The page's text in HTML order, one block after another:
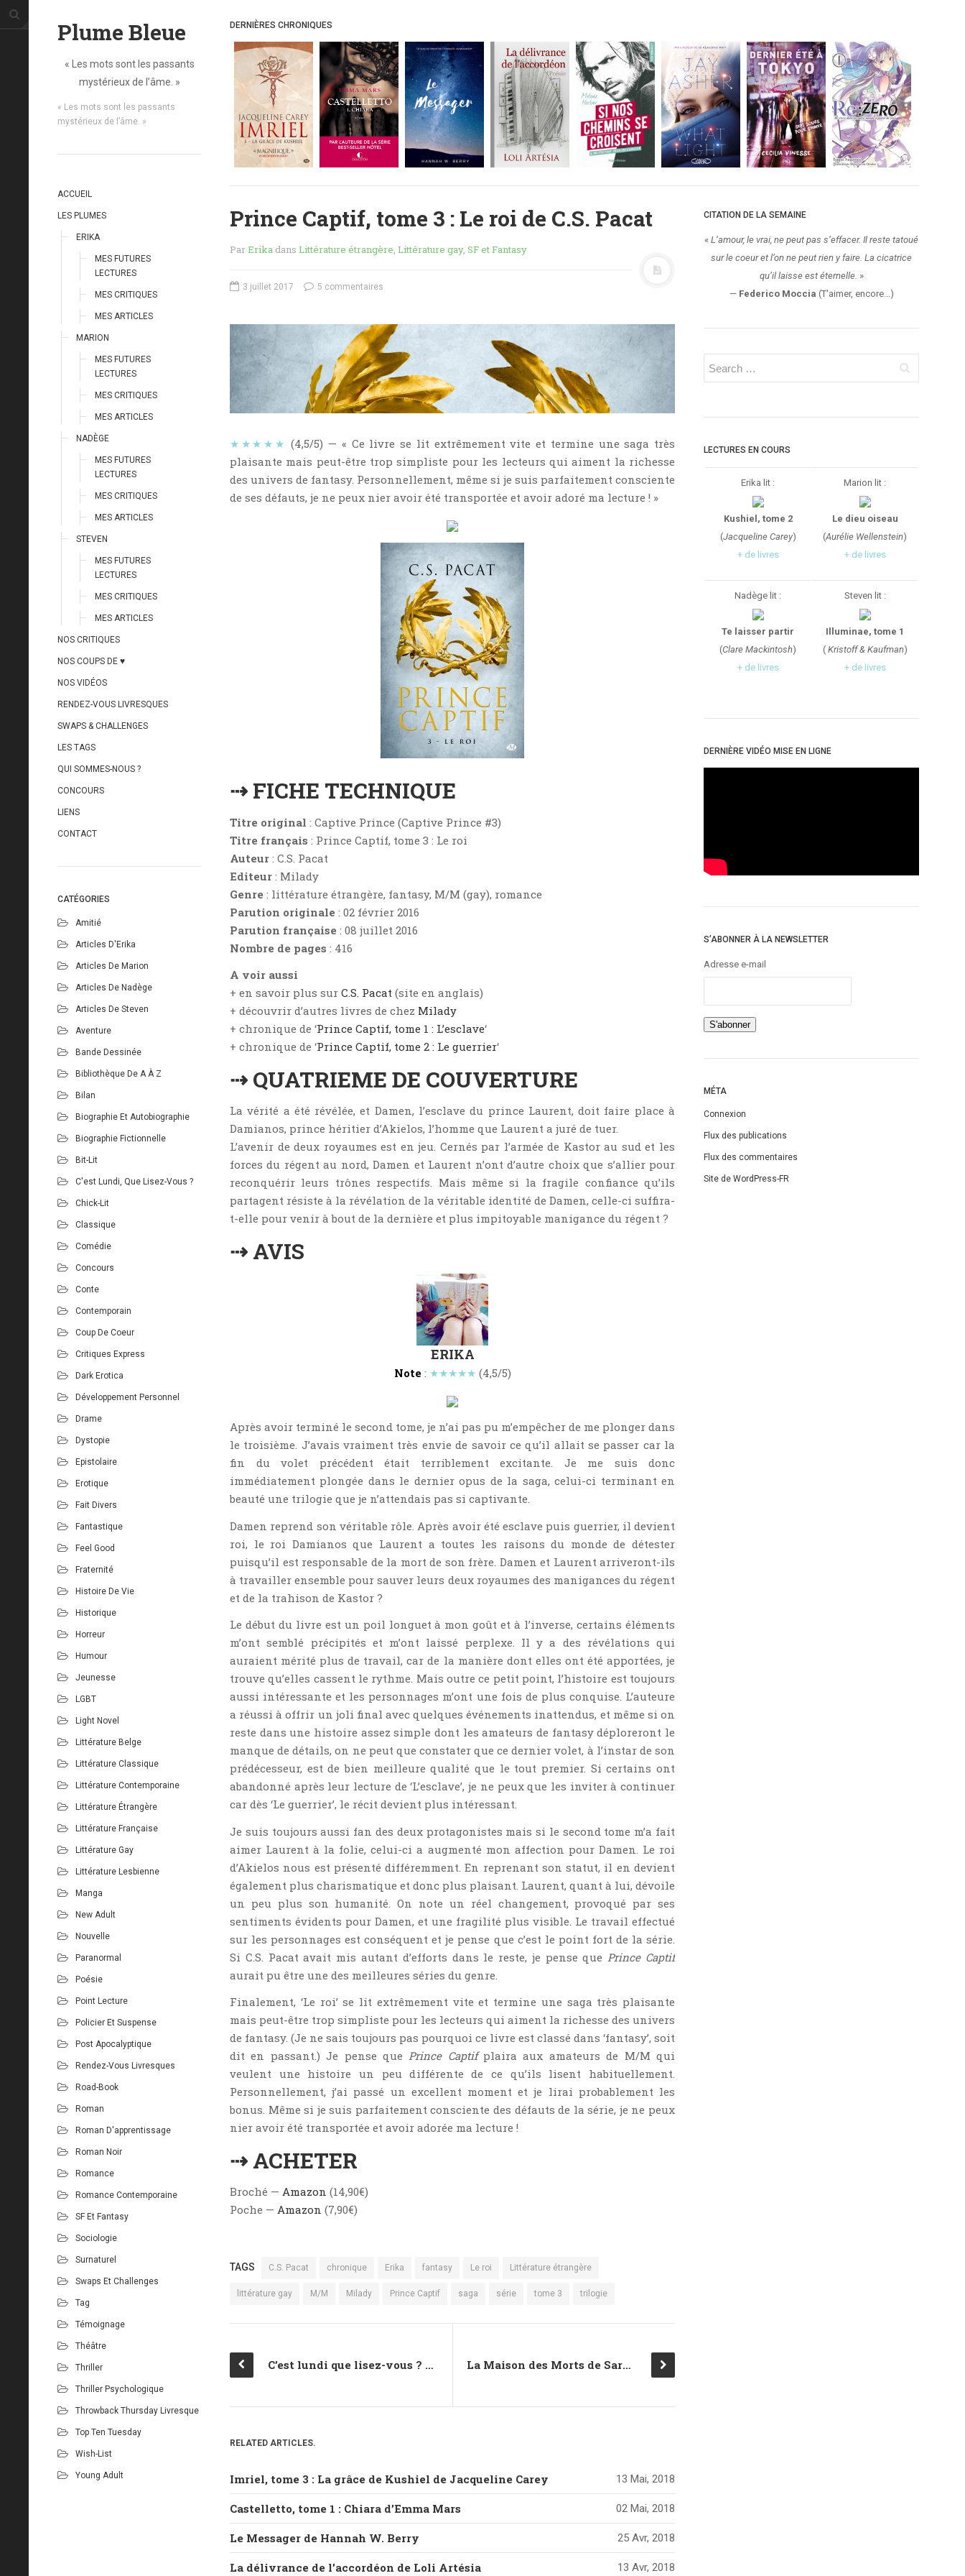
Plume Bleue
« Les mots sont les passants
mystérieux de l’âme. »
« Les mots sont les passants
mystérieux de l’âme. »
ACCUEIL
LES PLUMES
ERIKA
MES FUTURES
LECTURES
MES CRITIQUES
MES ARTICLES
MARION
MES FUTURES
LECTURES
MES CRITIQUES
MES ARTICLES
NADÈGE
MES FUTURES
LECTURES
MES CRITIQUES
MES ARTICLES
STEVEN
MES FUTURES
LECTURES
MES CRITIQUES
MES ARTICLES
NOS CRITIQUES
NOS COUPS DE ♥
NOS VIDÉOS
RENDEZ-VOUS LIVRESQUES
SWAPS & CHALLENGES
LES TAGS
QUI SOMMES-NOUS ?
CONCOURS
LIENS
CONTACT
CATÉGORIES
Amitié
Articles D'Erika
Articles De Marion
Articles De Nadège
Articles De Steven
Aventure
Bande Dessinée
Bibliothèque De A À Z
Bilan
Biographie Et Autobiographie
Biographie Fictionnelle
Bit-Lit
C'est Lundi, Que Lisez-Vous ?
Chick-Lit
Classique
Comédie
Concours
Conte
Contemporain
Coup De Coeur
Critiques Express
Dark Erotica
Développement Personnel
Drame
Dystopie
Epistolaire
Erotique
Fait Divers
Fantastique
Feel Good
Fraternité
Histoire De Vie
Historique
Horreur
Humour
Jeunesse
LGBT
Light Novel
Littérature Belge
Littérature Classique
Littérature Contemporaine
Littérature Étrangère
Littérature Française
Littérature Gay
Littérature Lesbienne
Manga
New Adult
Nouvelle
Paranormal
Poésie
Point Lecture
Policier Et Suspense
Post Apocalyptique
Rendez-Vous Livresques
Road-Book
Roman
Roman D'apprentissage
Roman Noir
Romance
Romance Contemporaine
SF Et Fantasy
Sociologie
Surnaturel
Swaps Et Challenges
Tag
Témoignage
Théâtre
Thriller
Thriller Psychologique
Throwback Thursday Livresque
Top Ten Tuesday
Wish-List
Young Adult
DERNIÈRES CHRONIQUES
Prince Captif, tome 3 : Le roi de C.S. Pacat
ParErika dans Littérature étrangère, Littérature gay, SF et Fantasy
3 juillet 2017 5 commentaires
★★★★★ (4,5/5) — « Ce livre se lit extrêmement vite et termine une saga très
plaisante mais peut-être trop simpliste pour les lecteurs qui aiment la richesse
des univers de fantasy. Personnellement, même si je suis parfaitement consciente
de ses défauts, je ne peux nier avoir été transportée et avoir adoré ma lecture ! »
⇢ FICHE TECHNIQUE
Titre original : Captive Prince (Captive Prince #3)
Titre français : Prince Captif, tome 3 : Le roi
Auteur : C.S. Pacat
Editeur : Milady
Genre : littérature étrangère, fantasy, M/M (gay), romance
Parution originale : 02 février 2016
Parution française : 08 juillet 2016
Nombre de pages : 416
A voir aussi
+ en savoir plus sur C.S. Pacat (site en anglais)
+ découvrir d’autres livres de chez Milady
+ chronique de ‘Prince Captif, tome 1 : L’esclave‘
+ chronique de ‘Prince Captif, tome 2 : Le guerrier‘
⇢ QUATRIEME DE COUVERTURE
La vérité a été révélée, et Damen, l’esclave du prince Laurent, doit faire place à
Damianos, prince héritier d’Akielos, l’homme que Laurent a juré de tuer.
L’avenir de deux royaumes est en jeu. Cernés par l’armée de Kastor au sud et les
forces du régent au nord, Damen et Laurent n’ont d’autre choix que s’allier pour
reconquérir leurs trônes respectifs. Mais même si la fragile confiance qu’ils
partagent résiste à la révélation de la véritable identité de Damen, celle-ci suffira-
t-elle pour venir à bout de la dernière et plus impitoyable manigance du régent ?
⇢ AVIS
ERIKA
Note: ★★★★★ (4,5/5)
Après avoir terminé le second tome, je n’ai pas pu m’empêcher de me plonger dans
le troisième. J’avais vraiment très envie de savoir ce qu’il allait se passer car la
fin du volet précédent était terriblement excitante. Je me suis donc
immédiatement plongée dans le dernier opus de la saga, celui-ci terminant en
beauté une trilogie que je n’attendais pas si captivante.
Damen reprend son véritable rôle. Après avoir été esclave puis guerrier, il devient
roi, le roi Damianos que Laurent a toutes les raisons du monde de détester
puisqu’il est responsable de la mort de son frère. Damen et Laurent arriveront-ils
à travailler ensemble pour sauver leurs deux royaumes des manigances du régent
et de la trahison de Kastor ?
Le début du livre est un poil longuet à mon goût et à l’inverse, certains éléments
m’ont semblé précipités et m’ont laissé perplexe. Il y a des révélations qui
auraient mérité plus de travail, car de la manière dont elles ont été apportées, je
trouve qu’elles cassent le rythme. Mais outre ce petit point, l’histoire est toujours
aussi intéressante et les personnages m’ont une fois de plus conquise. L’auteure
a réussi à offrir un joli final avec quelques événements inattendus, et même si on
reste dans une histoire assez simple dont les amateurs de fantasy déploreront le
manque de détails, on ne peut que constater que ce dernier volet, à l’instar de son
prédécesseur, est de bien meilleure qualité que le tout premier. Si certains ont
abandonné après leur lecture de ‘L’esclave’, je ne peux que les inviter à continuer
car dès ‘Le guerrier’, le récit devient plus intéressant.
Je suis toujours aussi fan des deux protagonistes mais si le second tome m’a fait
aimer Laurent à la folie, celui-ci a augmenté mon affection pour Damen. Le roi
d’Akielos nous est présenté différemment. En reprenant son statut, il en devient
également plus charismatique et donc plus plaisant. Laurent, quant à lui, dévoile
un peu plus son humanité. On note un réel changement, provoqué par ses
sentiments évidents pour Damen, et une fragilité plus visible. Le travail effectué
sur les personnages est conséquent et je pense que c’est le point fort de la série.
Si C.S. Pacat avait mis autant d’efforts dans le reste, je pense que Prince Captif
aurait pu être une des meilleures séries du genre.
Finalement, ‘Le roi’ se lit extrêmement vite et termine une saga très plaisante
mais peut-être trop simpliste pour les lecteurs qui aiment la richesse des univers
de fantasy. (Je ne sais toujours pas pourquoi ce livre est classé dans ‘fantasy’, soit
dit en passant.) Je pense quePrince Captifplaira aux amateurs de M/M qui
veulent une histoire un peu différente de ce qu’ils lisent habituellement.
Personnellement, j’ai passé un excellent moment et je lirai probablement les
bonus. Même si je suis parfaitement consciente des défauts de la série, je ne peux
nier avoir été transportée et avoir adorée ma lecture !
⇢ ACHETER
Broché — Amazon (14,90€)
Poche — Amazon (7,90€)
TAGS C.S. Pacat chronique Erika fantasy Le roi Littérature étrangère
littérature gay M/M Milady Prince Captif saga série tome 3 trilogie
C’est lundi que lisez-vous ? #76 La Maison des Morts de Sarah Pinborough
RELATED ARTICLES.
Imriel, tome 3 : La grâce de Kushiel de Jacqueline Carey 13 Mai, 2018
Castelletto, tome 1 : Chiara d’Emma Mars 02 Mai, 2018
Le Messager de Hannah W. Berry 25 Avr, 2018
La délivrance de l’accordéon de Loli Artésia 13 Avr, 2018
CITATION DE LA SEMAINE
« L’amour, le vrai, ne peut pas s’effacer. Il reste tatoué
sur le coeur et l’on ne peut rien y faire. La cicatrice
qu’il laisse est éternelle. »
— Federico Moccia (T'aimer, encore...)
LECTURES EN COURS
Erika lit :
Kushiel, tome 2
(Jacqueline Carey)
+ de livres
Marion lit :
Le dieu oiseau
(Aurélie Wellenstein)
+ de livres
Nadège lit :
Te laisser partir
(Clare Mackintosh)
+ de livres
Steven lit :
Illuminae, tome 1
(Kristoff & Kaufman)
+ de livres
DERNIÈRE VIDÉO MISE EN LIGNE
S’ABONNER À LA NEWSLETTER
Adresse e-mail
MÉTA
Connexion
Flux des publications
Flux des commentaires
Site de WordPress-FR